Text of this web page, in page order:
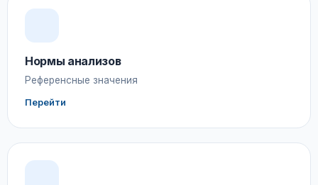
Нормы анализов
Референсные значения
Перейти